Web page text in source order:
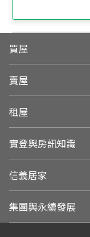
買屋
賣屋
租屋
實登與房訊知識
信義居家
集團與永續發展